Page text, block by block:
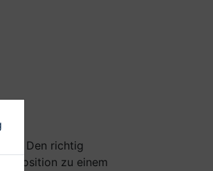
Den richtig
zu einem